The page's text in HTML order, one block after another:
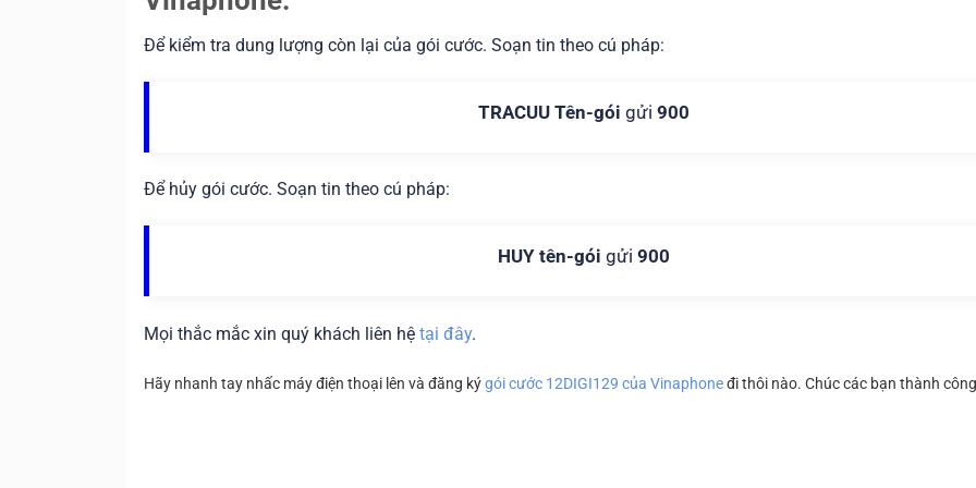
Để kiểm tra dung lượng còn lại của gói cước. Soạn tin theo cú pháp:
TRACUU Tên-gói gửi 900
Để hủy gói cước. Soạn tin theo cú pháp:
HUY tên-gói gửi 900
Mọi thắc mắc xin quý khách liên hệ tại đây.
Hãy nhanh tay nhấc máy điện thoại lên và đăng kýgói cước 12DIGI129 của Vinaphoneđi thôi nào. Chúc các bạn thành